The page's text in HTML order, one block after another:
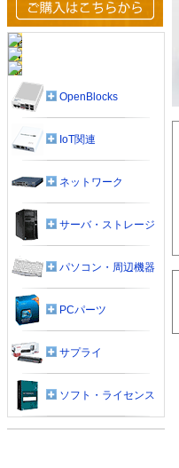
OpenBlocks
IoT関連
ネットワーク
サーバ・ストレージ
パソコン・周辺機器
PCパーツ
サプライ
ソフト・ライセンス